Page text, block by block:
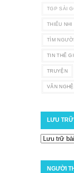
TGP SÀI
THIẾU NHI
TÌM
TIN THẾ
TRUYỆN
VĂN NGHỆ
LƯU
NGƯỜI